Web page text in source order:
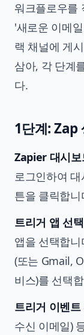
워크플로우를
'새로운 이메
랙 채널에 게
삼아, 각 단계
다.
1단계: Zap
Zapier 대시
로그인하여
튼을 클릭합니
트리거 앱 선택
앱을 선택합
(또는 Gmail,
비스)를 선택
트리거 이벤트
수신 이메일)